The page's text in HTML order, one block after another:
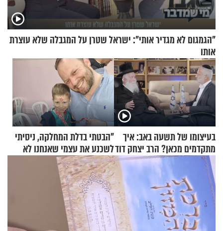
"הגמגום לא מגדיר אותי": ישראל שטרן על המגבלה שלא עוצרת
אותו
בעיצומו של תשעה באב: איך
מתקדמים מכאן? הרב יצחק דוד
גרוסמן בשיחה מיוחדת
"הבטתי בדלת המחלקה, ניסיתי
לשכנע את עצמי שאנחנו לא
שייכים לשם"